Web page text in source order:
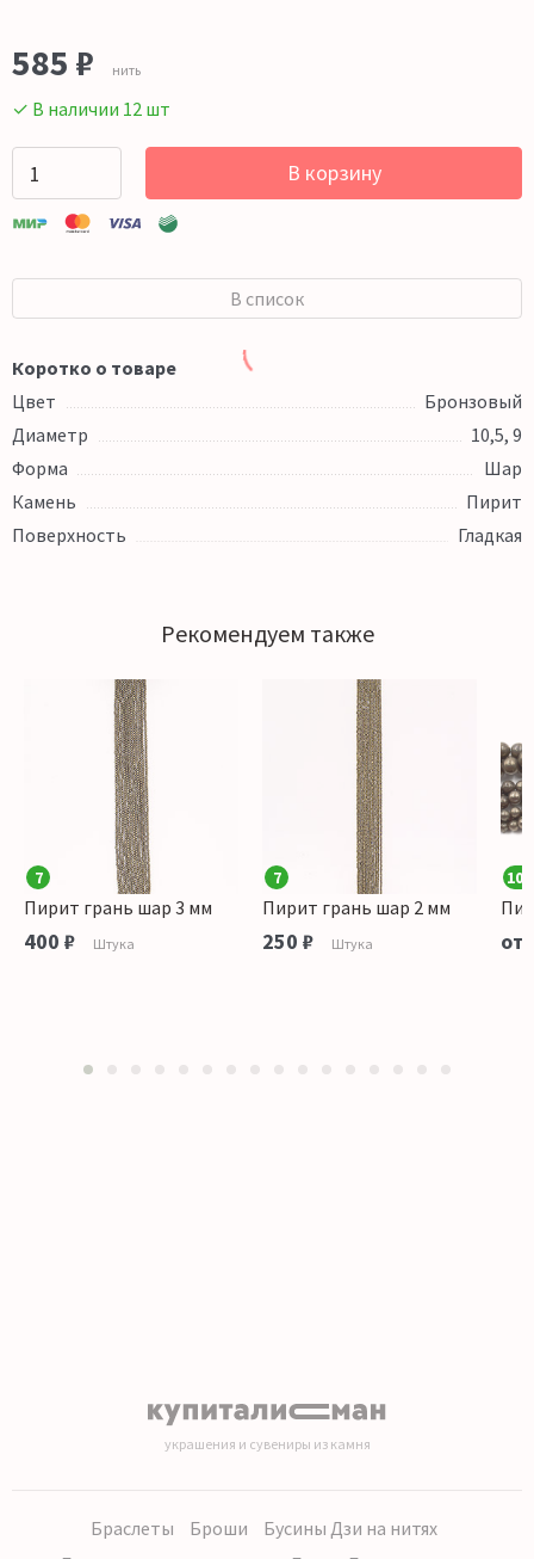
585 ₽ нить
✓ В наличии 12 шт
В корзину
В список
Коротко о товаре
Цвет
Бронзовый
Диаметр
10,5, 9
Форма
Шар
Камень
Пирит
Поверхность
Гладкая
Рекомендуем также
7
Пирит грань шар 3 мм
400 ₽ Штука
7
Пирит грань шар 2 мм
250 ₽ Штука
100
от
украшения и сувениры из камня
Браслеты Броши
Бусины Дзи на нитях